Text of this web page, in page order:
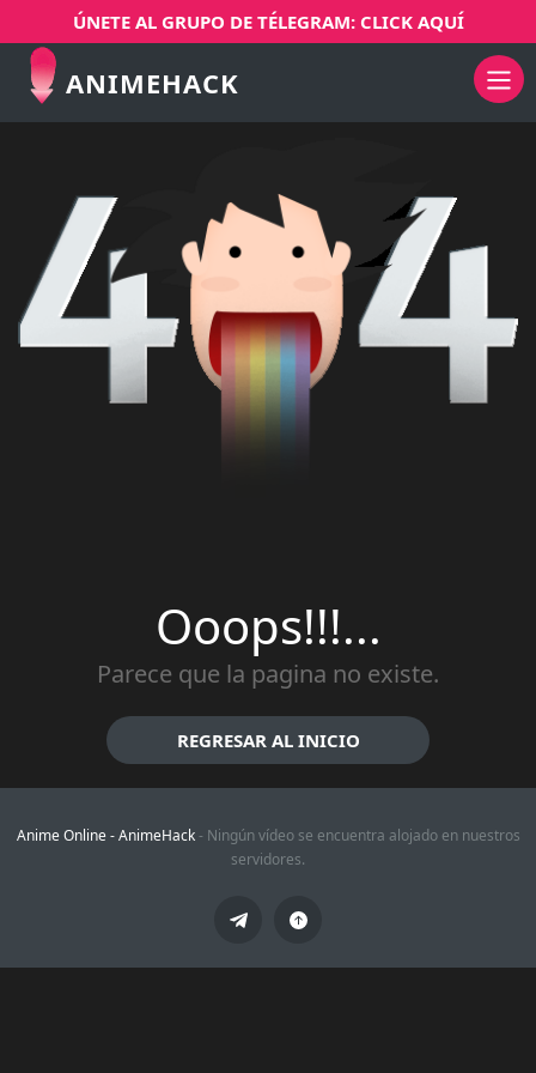
ÚNETE AL GRUPO DE TÉLEGRAM: CLICK AQUÍ
ANIMEHACK
Ooops!!!...
Parece que la pagina no existe.
REGRESAR AL INICIO
Anime Online -AnimeHack- Ningún vídeo se encuentra alojado en nuestros
servidores.